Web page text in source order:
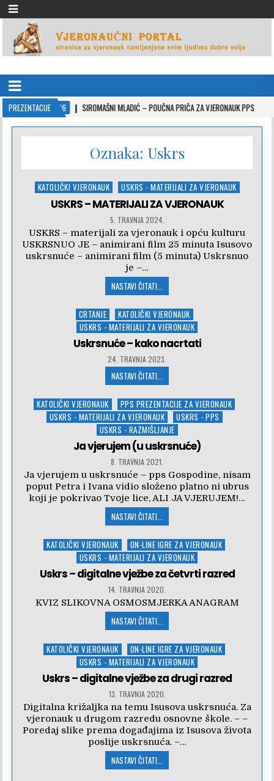
VJERONAUČNI PORTAL
PREZENTACIJE
2022-10-26 SIROMAŠNI MLADIĆ – POUČNA PRIČA ZA VJERONAUK PPS
Oznaka: Uskrs
Posted
KATOLIČKI VJERONAUK USKRS - MATERIJALI ZA VJERONAUK
USKRS – MATERIJALI ZA VJERONAUK
5. TRAVNJA 2024.
USKRS – materijali za vjeronauk i opću kulturu
USKRSNUO JE – animirani film 25 minuta Isusovo
uskrsnuće – animirani film (5 minuta) Uskrsnuo
je –…
NASTAVI ČITATI...
Posted
in
CRTANJE
KATOLIČKI VJERONAUK
USKRS - MATERIJALI ZA VJERONAUK
Uskrsnuće – kako nacrtati
24. TRAVNJA 2023.
NASTAVI ČITATI...
Posted
KATOLIČKI VJERONAUK
PPS PREZENTACIJE ZA VJERONAUK
USKRS - MATERIJALI ZA VJERONAUK
USKRS - PPS
USKRS - RAZMIŠLJANJE
Ja vjerujem (u uskrsnuće)
8. TRAVNJA 2021.
Ja vjerujem u uskrsnuće – pps Gospodine, nisam
poput Petra i Ivana vidio složeno platno ni ubrus
koji je pokrivao Tvoje lice, ALI JA VJERUJEM!…
NASTAVI ČITATI...
Posted
KATOLIČKI VJERONAUK
ON-LINE IGRE ZA VJERONAUK
USKRS - MATERIJALI ZA VJERONAUK
Uskrs – digitalne vježbe za četvrti razred
14. TRAVNJA 2020.
KVIZ SLIKOVNA OSMOSMJERKA ANAGRAM
NASTAVI ČITATI...
Posted
KATOLIČKI VJERONAUK
ON-LINE IGRE ZA VJERONAUK
USKRS - MATERIJALI ZA VJERONAUK
Uskrs – digitalne vježbe za drugi razred
13. TRAVNJA 2020.
Digitalna križaljka na temu Isusova uskrsnuća. Za
vjeronauk u drugom razredu osnovne škole. – –
Poredaj slike prema događajima iz Isusova života
poslije uskrsnuća. –…
NASTAVI ČITATI...